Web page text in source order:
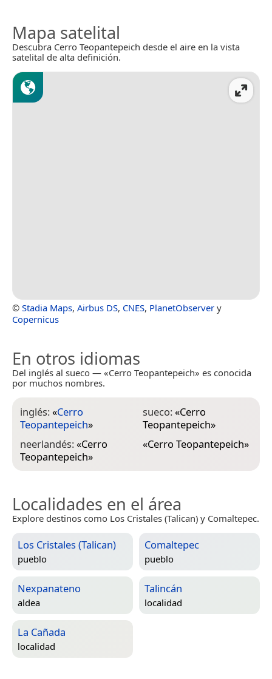
Mapa satelital
Descubra Cerro Teopantepeich desde el aire en la vista
satelital de alta definición.
© Stadia Maps, Airbus DS, CNES, PlanetObserver y
Copernicus
En otros idiomas
Del inglés al sueco — «Cerro Teopantepeich» es conocida
por muchos nombres.
inglés:«Cerro
Teopantepeich»
neerlandés:«Cerro
Teopantepeich»
sueco:«Cerro
Teopantepeich»
«Cerro Teopantepeich»
Localidades en el área
Explore destinos como Los Cristales (Talican) y Comaltepec.
Los Cristales (Talican)
pueblo
Comaltepec
pueblo
Nexpanateno
aldea
Talincán
localidad
La Cañada
localidad